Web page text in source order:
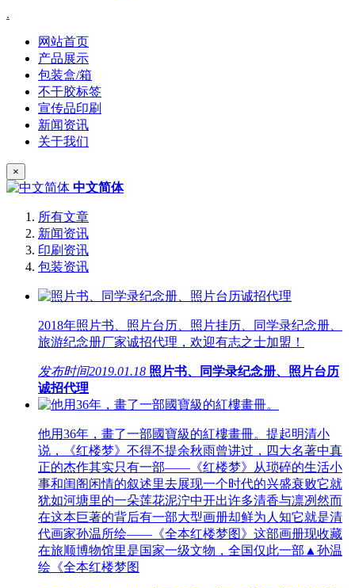
.
网站首页
产品展示
包装盒/箱
不干胶标签
宣传品印刷
新闻资讯
关于我们
×
中文简体
所有文章
新闻资讯
印刷资讯
包装资讯
2018年照片书、照片台历、照片挂历、同学录纪念册、
旅游纪念册厂家诚招代理，欢迎有志之士加盟！
发布时间2019.01.18 照片书、同学录纪念册、照片台历
诚招代理
他用36年，畫了一部國寶級的紅樓畫冊。提起明清小
说，《红楼梦》不得不提余秋雨曾讲过，四大名著中真
正的杰作其实只有一部——《红楼梦》从琐碎的生活小
事和闺阁闲情的叙述里去展现一个时代的兴盛衰败它就
犹如河塘里的一朵莲花泥泞中开出许多清香与凛冽然而
在这本巨著的背后有一部大型画册却鲜为人知它就是清
代画家孙温所绘——《全本红楼梦图》这部画册现收藏
在旅顺博物馆里是国家一级文物，全国仅此一部▲孙温
绘《全本红楼梦图